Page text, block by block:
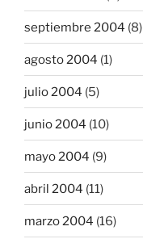
septiembre 2004 (8)
agosto 2004 (1)
julio 2004 (5)
junio 2004 (10)
mayo 2004 (9)
abril 2004 (11)
marzo 2004 (16)